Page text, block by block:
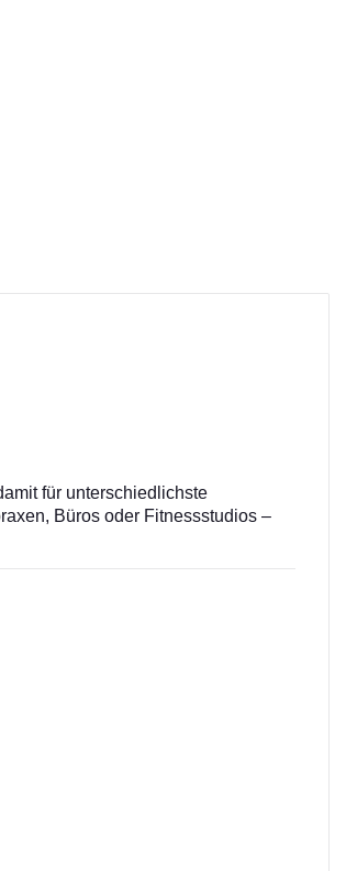
für unterschiedlichste
Büros oder Fitnessstudios –